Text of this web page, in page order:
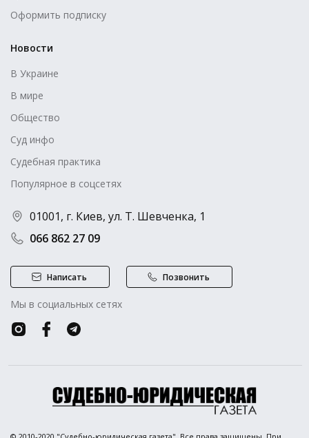
Оформить подписку
Новости
В Украине
В мире
Общество
Суд инфо
Судебная практика
Популярное в соцсетях
066 862 27 09
01001, г. Киев, ул. Т. Шевченка, 1
Написать Позвонить
Мы в социальных сетях